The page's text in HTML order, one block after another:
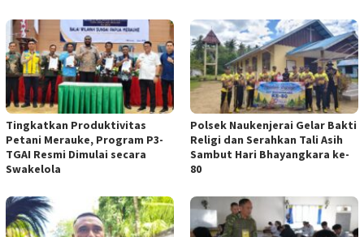
Tingkatkan Produktivitas
Petani Merauke, Program P3-
TGAI Resmi Dimulai secara
Swakelola
Polsek Naukenjerai Gelar Bakti
Religi dan Serahkan Tali Asih
Sambut Hari Bhayangkara ke-
80